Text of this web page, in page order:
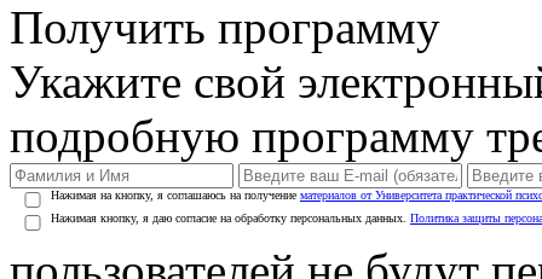
Получить программу
Укажите свой
подробную программу
Нажимая на кнопку, я соглашаюсь на получение материалов от Университета практической
Нажимая кнопку, я даю согласие на обработку персональных данных. Политика защиты